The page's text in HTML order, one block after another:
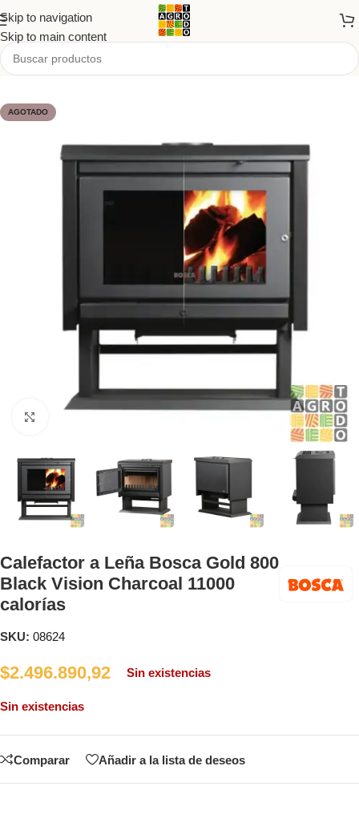
Skip to navigation
Skip to main content
Tienda
AGOTADO
Calefactor a Leña Bosca Gold 800
Black Vision Charcoal 11000
calorías
SKU: 08624
$2.496.890,92 Sin existencias
Sin existencias
Comparar Añadir a la lista de deseos